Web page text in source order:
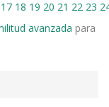
17 18 19 20 21 22 23
avanzada para